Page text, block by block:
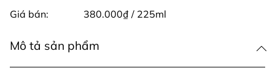
Giá bán:
380.000₫ / 225ml
Mô tả sản phẩm